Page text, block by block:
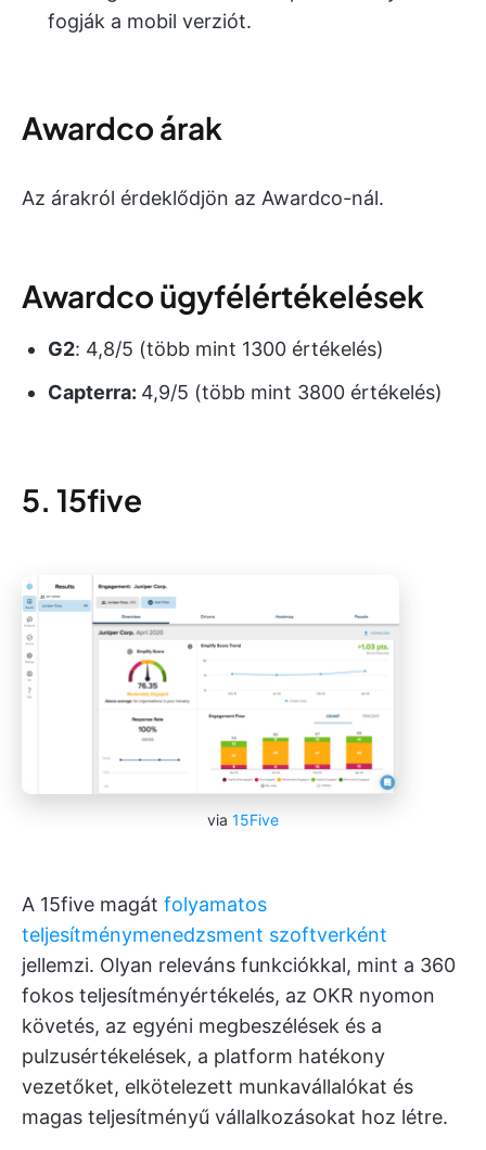
fogják a mobil verziót.
Awardco árak
Az árakról érdeklődjön az Awardco-nál.
Awardco ügyfélértékelések
G2: 4,8/5 (több mint 1300 értékelés)
Capterra: 4,9/5 (több mint 3800 értékelés)
5. 15five
via 15Five
A 15five magát folyamatos
teljesítménymenedzsment szoftverként
jellemzi. Olyan releváns funkciókkal, mint a 360
fokos teljesítményértékelés, az OKR nyomon
követés, az egyéni megbeszélések és a
pulzusértékelések, a platform hatékony
vezetőket, elkötelezett munkavállalókat és
magas teljesítményű vállalkozásokat hoz létre.